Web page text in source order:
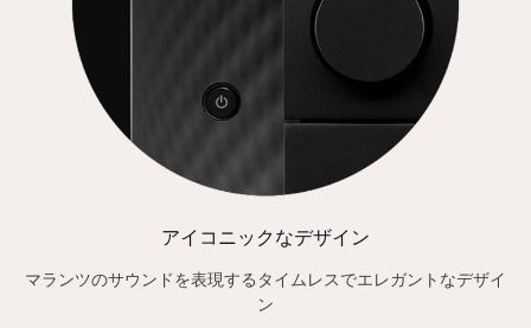
アイコニックなデザイン
マランツのサウンドを表現するタイムレスでエレガントなデザイ
ン